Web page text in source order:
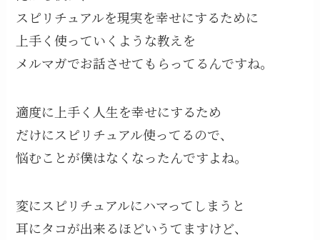
スピリチュアルを現実を幸せにするために
上手く使っていくような教えを
メルマガでお話させてもらってるんですね。
適度に上手く人生を幸せにするため
だけにスピリチュアル使ってるので、
悩むことが僕はなくなったんですよね。
変にスピリチュアルにハマってしまうと
耳にタコが出来るほどいうてますけど、